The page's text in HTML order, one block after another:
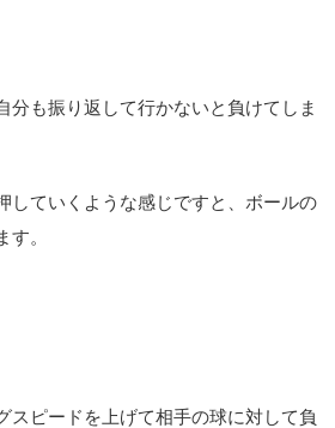
分も振り返して行かないと負けてしま
していくような感じですと、ボールの
す。
スピードを上げて相手の球に対して負